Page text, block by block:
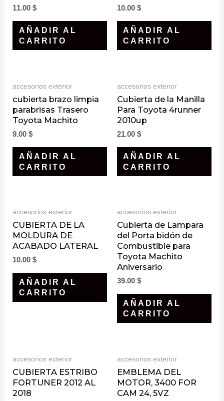
11.00$
AÑADIR AL
CARRITO
10.00 $
AÑADIR AL
CARRITO
accesorios exterior
cubierta brazo limpia
parabrisas Trasero
Toyota Machito
9.00$
AÑADIR AL
CARRITO
accesorios exterior
Cubierta de la Manilla
Para Toyota 4runner
2010up
21.00 $
AÑADIR AL
CARRITO
accesorios exterior
CUBIERTA DE LA
MOLDURA DE
ACABADO LATERAL
10.00$
AÑADIR AL
CARRITO
accesorios exterior
Cubierta de Lampara
del Porta bidón de
Combustible para
Toyota Machito
Aniversario
39.00 $
AÑADIR AL
CARRITO
accesorios exterior
CUBIERTA ESTRIBO
FORTUNER 2012 AL
2018
accesorios exterior
EMBLEMA DEL
MOTOR, 3400 FOR
CAM 24, 5VZ